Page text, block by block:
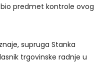
predmet kontrole ovog
supruga Stanka
trgovinske radnje u